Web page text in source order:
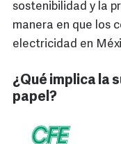
sostenibilidad y la
manera en que los
electricidad en
¿Qué implica la
papel?